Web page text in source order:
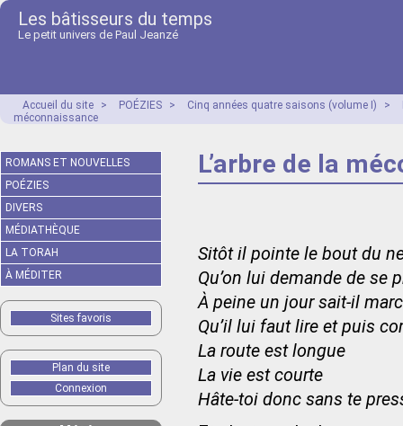
Les bâtisseurs du temps
Le petit univers de Paul Jeanzé
Accueil du site > POÉZIES > Cinq années quatre saisons (volume I) >
méconnaissance
L’arbre de la
Sitôt il pointe le bout du
Qu’on lui demande de se
À peine un jour sait-il
Qu’il lui faut lire et puis
La route est longue
La vie est courte
Hâte-toi donc sans te
ROMANS ET NOUVELLES
POÉZIES
DIVERS
MÉDIATHÈQUE
LA TORAH
À MÉDITER
Sites favoris
Plan du site
Connexion